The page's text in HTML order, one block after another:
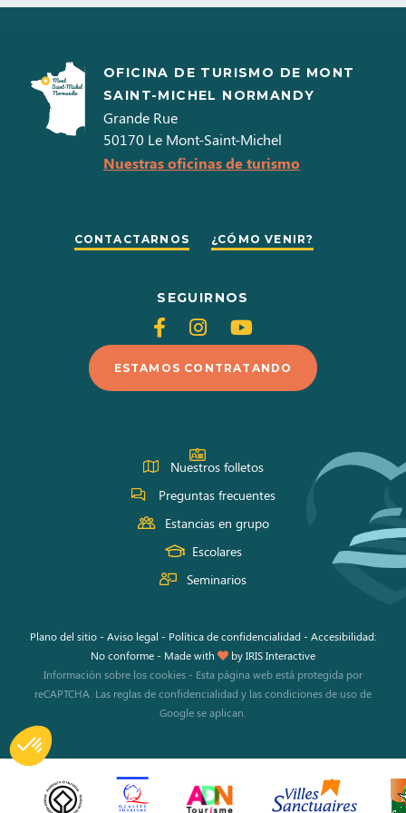
OFICINA DE TURISMO DE MONT
SAINT-MICHEL NORMANDY
Grande Rue
50170 Le Mont-Saint-Michel
Nuestras oficinas de turismo
CONTACTARNOS ¿CÓMO VENIR?
SEGUIRNOS
Siganos
en
Facebook
Siganos
en
Instagram
Siganos
en
Youtube
ESTAMOS CONTRATANDO
Nuestros folletos
Preguntas frecuentes
Estancias en grupo
Escolares
Seminarios
Plano del sitio- Aviso legal - Política de confidencialidad - Accesibilidad:
No conforme- Made with byIRIS Interactive
Información sobre los cookies - Esta página web está protegida por
reCAPTCHA. Las reglas de confidencialidad y lascondiciones de usode
Google se aplican.